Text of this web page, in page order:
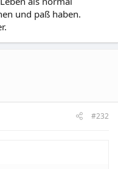
und paß haben.
#232